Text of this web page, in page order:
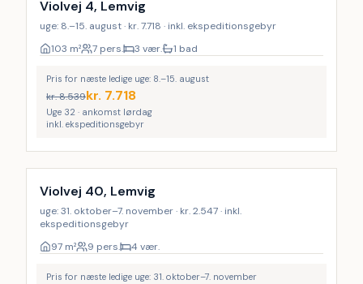
Violvej 4, Lemvig
uge: 8.–15. august · kr. 7.718 · inkl. ekspeditionsgebyr
103 m² 7 pers. 3 vær. 1 bad
Pris for næste ledige uge: 8.–15. august
kr.8.539kr. 7.718
Uge 32 · ankomst lørdag
inkl. ekspeditionsgebyr
Violvej 40, Lemvig
uge: 31. oktober–7. november · kr. 2.547 · inkl.
ekspeditionsgebyr
97 m² 9 pers. 4 vær.
Pris for næste ledige uge: 31. oktober–7. november